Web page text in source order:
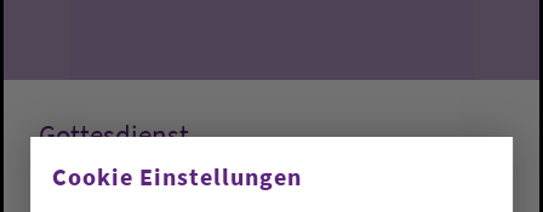
Gottesdienst
Cookie Einstellungen